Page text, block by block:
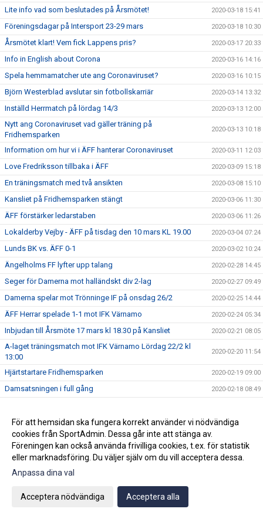
Lite info vad som beslutades på Årsmötet! 2020-03-18 15:41
Föreningsdagar på Intersport 23-29 mars 2020-03-18 10:30
Årsmötet klart! Vem fick Lappens pris? 2020-03-17 20:33
Info in English about Corona 2020-03-16 14:16
Spela hemmamatcher ute ang Coronaviruset? 2020-03-16 10:15
Björn Westerblad avslutar sin fotbollskarriär 2020-03-14 13:32
Inställd Herrmatch på lördag 14/3 2020-03-13 12:00
Nytt ang Coronaviruset vad gäller träning på
Fridhemsparken
2020-03-13 10:18
Information om hur vi i ÄFF hanterar Coronaviruset 2020-03-11 12:03
Love Fredriksson tillbaka i ÄFF 2020-03-09 15:18
En träningsmatch med två ansikten 2020-03-08 15:10
Kansliet på Fridhemsparken stängt 2020-03-06 11:30
ÄFF förstärker ledarstaben 2020-03-06 11:26
Lokalderby Vejby - ÄFF på tisdag den 10 mars KL 19.00 2020-03-04 07:24
Lunds BK vs. ÄFF 0-1 2020-03-02 10:24
Ängelholms FF lyfter upp talang 2020-02-28 14:45
Seger för Damerna mot halländskt div 2-lag 2020-02-27 09:49
Damerna spelar mot Trönninge IF på onsdag 26/2 2020-02-25 14:44
ÄFF Herrar spelade 1-1 mot IFK Värnamo 2020-02-24 05:34
Inbjudan till Årsmöte 17 mars kl 18.30 på Kansliet 2020-02-21 08:05
A-laget träningsmatch mot IFK Värnamo Lördag 22/2 kl
13:00
2020-02-20 11:54
Hjärtstartare Fridhemsparken 2020-02-19 09:00
Damsatsningen i full gång 2020-02-18 08:49
Landskrona Bois på besök på Fridhemsparken 2020-02-14 16:22
ÄFF önskar alla en fantastisk Alla-Hjärtans-Dag! 2020-02-14 09:58
ÄFFs unga lag mot Eskilsminne i lördags 2020-02-11 08:06
Seger för vårt damlag i årets första träningsmatch
Erbjudande från Eriks fönsterputs till alla!
För att hemsidan ska fungera korrekt använder vi nödvändiga
cookies från SportAdmin. Dessa går inte att stänga av.
Föreningen kan också använda frivilliga cookies, t.ex. för statistik
eller marknadsföring. Du väljer själv om du vill acceptera dessa.
Anpassa dina val
Acceptera nödvändiga Acceptera alla